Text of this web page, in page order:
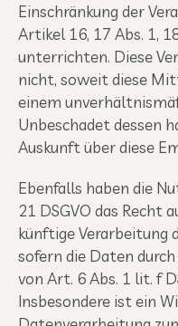
Einschränkung der
Artikel 16, 17 Abs. 1,
unterrichten. Diese
nicht, soweit diese
einem
Unbeschadet dessen
Auskunft über diese
Ebenfalls haben die
21 DSGVO das Recht
künftige Verarbeitung
sofern die Daten
von Art. 6 Abs. 1 lit. f
Insbesondere ist ein